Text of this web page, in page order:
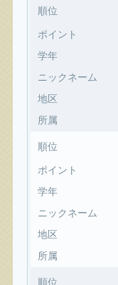
順位
ポイント
学年
ニックネーム
地区
所属
順位
ポイント
学年
ニックネーム
地区
所属
順位